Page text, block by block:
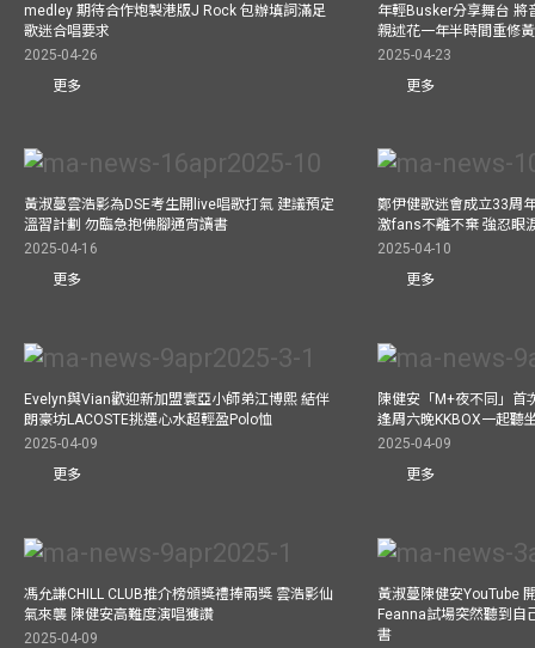
medley 期待合作炮製港版J Rock 包辦填詞滿足
歌迷合唱要求
2025-04-26
更多
年輕Busker分享舞台 將
親述花一年半時間重修
2025-04-23
更多
黃淑蔓雲浩影為DSE考生開live唱歌打氣 建議預定
溫習計劃 勿臨急抱佛腳通宵讀書
2025-04-16
更多
鄭伊健歌迷會成立33周
激fans不離不棄 強忍眼
2025-04-10
更多
Evelyn與Vian歡迎新加盟寰亞小師弟江博熙 結伴
朗豪坊LACOSTE挑選心水超輕盈Polo恤
2025-04-09
更多
陳健安「M+夜不同」首
逢周六晚KKBOX一起聽
2025-04-09
更多
馮允謙CHILL CLUB推介榜頒獎禮捧兩獎 雲浩影仙
氣來襲 陳健安高難度演唱獲讚
2025-04-09
黃淑蔓陳健安YouTube
Feanna試場突然聽到自
書